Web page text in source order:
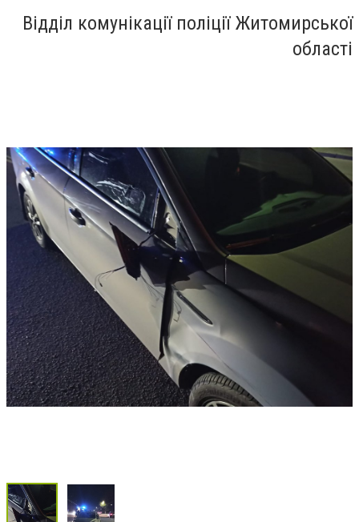
Відділ комунікації поліції Житомирської
області